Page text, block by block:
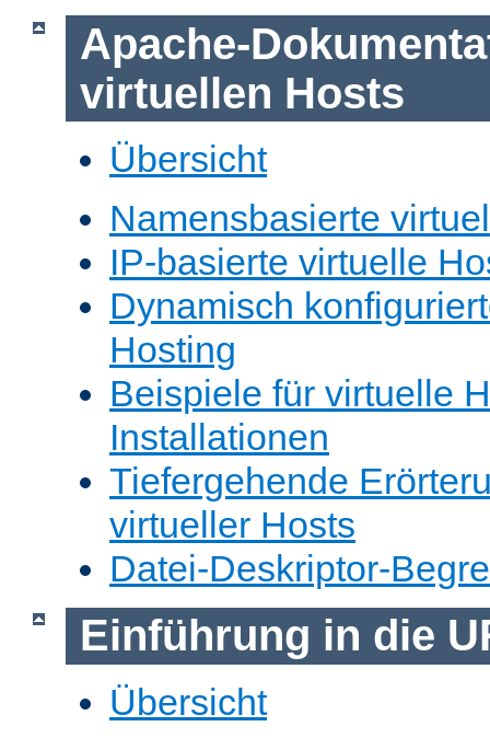
Apache-
virtuellen Hosts
Übersicht
Namensbasierte
IP-basierte virtuelle
Dynamisch
Hosting
Beispiele für virtuelle
Installationen
Tiefergehende
virtueller Hosts
Datei-Deskriptor-
Einführung in die
Übersicht